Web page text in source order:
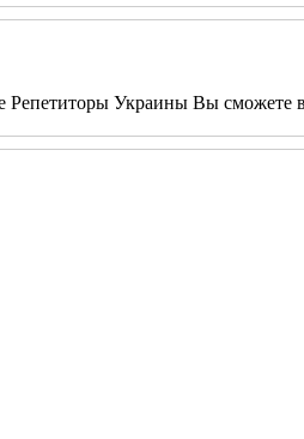
Украины Вы сможете